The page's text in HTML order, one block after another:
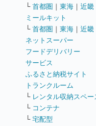
└ 首都圏 ｜ 東海 ｜ 近畿
ミールキット
└ 首都圏 ｜ 東海 ｜ 近畿
ネットスーパー
フードデリバリー
サービス
ふるさと納税サイト
トランクルーム
└ レンタル収納スペー
└ コンテナ
└ 宅配型